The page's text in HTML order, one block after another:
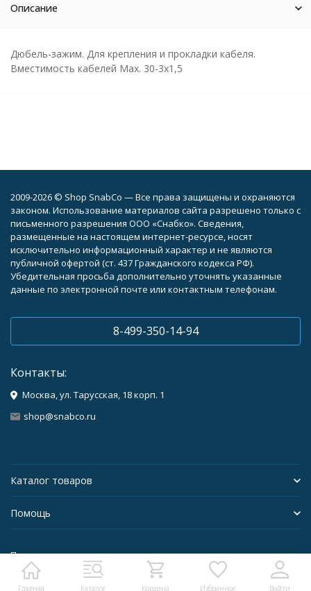
Описание
Дюбель-зажим. Для крепления и прокладки кабеля.
Вместимость кабелей Мах. 30-3х1,5
Главная Каталог Корзина Избранное Войти
2009-2026 © Shop SnabCo — Все права защищены и охраняются
законом. Использование материалов сайта разрешено только с
письменного разрешения ООО «Снабко». Сведения,
размещенные на настоящем интернет-ресурсе, носят
исключительно информационный характер и не являются
публичной офертой (ст. 437 Гражданского кодекса РФ).
Убедительная просьба дополнительно уточнять указанные
данные по электронной почте или контактным телефонам.
8-499-350-14-94
Контакты:
Москва, ул. Тарусская, 18 корп. 1
shop@snabco.ru
Каталог товаров
Помощь
Политика персональных данных